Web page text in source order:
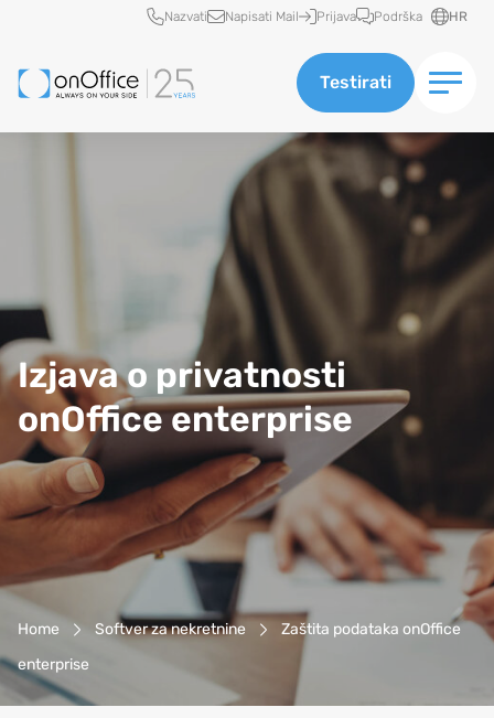
Brzi pristup
Nazvati Napisati Mail Prijava Podrška HR
Testirati
Zaštita podataka onOffice enterprise
Izjava o privatnosti
onOffice enterprise
Breadcrumb-navigacija
Home Softver za nekretnine
Zaštita podataka onOffice
enterprise